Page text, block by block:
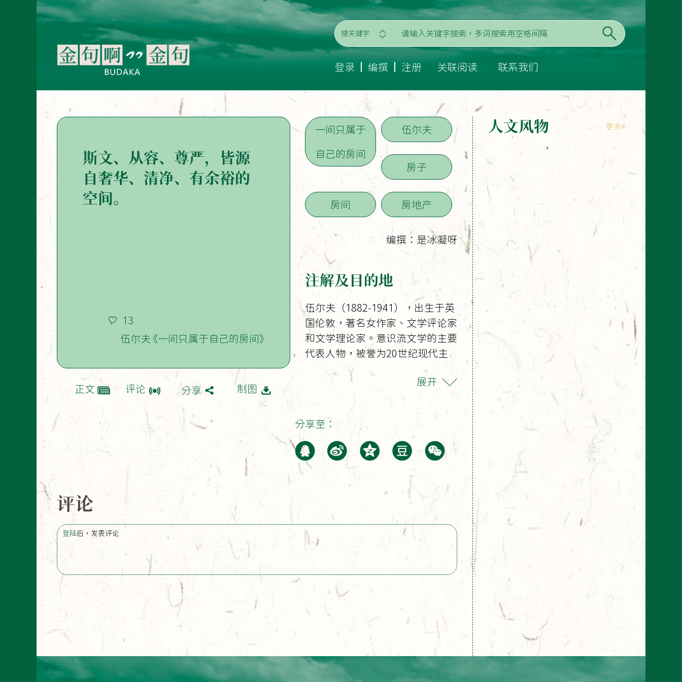
搜关键字
登录 编撰 注册 关联阅读 联系我们
斯文、从容、尊严，皆源
自奢华、清净、有余裕的
空间。
13
伍尔夫 《一间只属于自己的房间》
正文 评论 分享 制图
一间只属于
自己的房间
伍尔夫
房子
房地产
房间
编撰：是冰凝呀
注解及目的地
伍尔夫（1882-1941），出生于英
国伦敦，著名女作家、文学评论家
和文学理论家。意识流文学的主要
代表人物，被誉为20世纪现代主
义和女性主义的先锋。
展开
分享至：
评论
登陆后，发表评论
人文风物 更多>